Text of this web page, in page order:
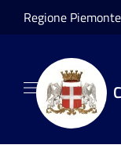
Salta al contenuto
Regione Piemonte